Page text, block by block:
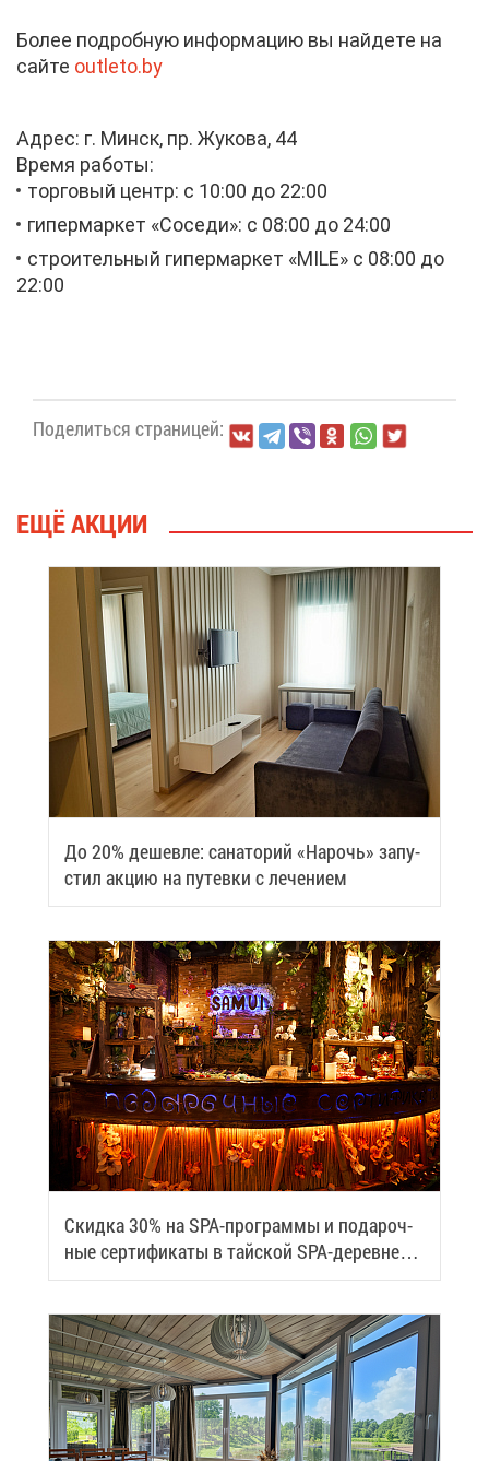
Бо­лее по­дроб­ную ин­фор­ма­цию вы най­де­те на
сай­те outleto.by
Ад­рес: г. Минск, пр. Жу­ко­ва, 44
Вре­мя ра­бо­ты:
тор­го­вый центр: c 10:00 до 22:00
ги­пер­мар­кет «Со­се­ди»: с 08:00 до 24:00
стро­и­тель­ный ги­пер­мар­кет «MILE» с 08:00 до
22:00
По­де­лить­ся стра­ни­цей:
ЕЩЁ АК­ЦИИ
До 20% де­шев­ле: са­на­то­рий «На­рочь» за­пу­
стил ак­цию на пу­тев­ки с ле­че­ни­ем
Скид­ка 30% на SPA-про­грам­мы и по­да­роч­
ные сер­ти­фи­ка­ты в тай­ской SPA-де­ревне
Samui